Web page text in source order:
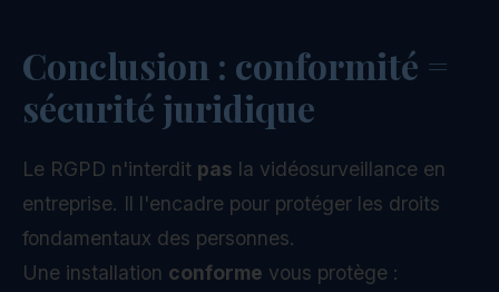
Conclusion : conformité =
sécurité juridique
Le RGPD n'interdit pas la vidéosurveillance en
entreprise. Il l'encadre pour protéger les droits
fondamentaux des personnes.
Une installation conforme vous protège :